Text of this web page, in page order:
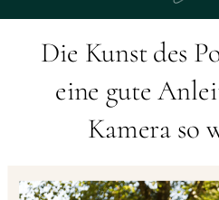
Die Kunst des
eine gute
Kamera so